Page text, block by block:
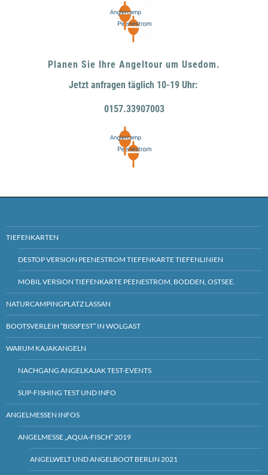
Planen Sie Ihre Angeltour um Usedom.
Jetzt anfragen täglich 10-19 Uhr:
0157.33907003
TIEFENKARTEN
DESTOP VERSION PEENESTROM TIEFENKARTE TIEFENLINIEN
MOBIL VERSION TIEFENKARTE PEENESTROM, BODDEN, OSTSEE.
NATURCAMPINGPLATZ LASSAN
BOOTSVERLEIH “BISSFEST” IN WOLGAST
WARUM KAJAKANGELN
NACHGANG ANGELKAJAK TEST-EVENTS
SUP-FISHING TEST UND INFO
ANGELMESSEN INFOS
ANGELMESSE „AQUA-FISCH“ 2019
ANGELWELT UND ANGELBOOT BERLIN 2021